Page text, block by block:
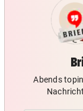
Abends